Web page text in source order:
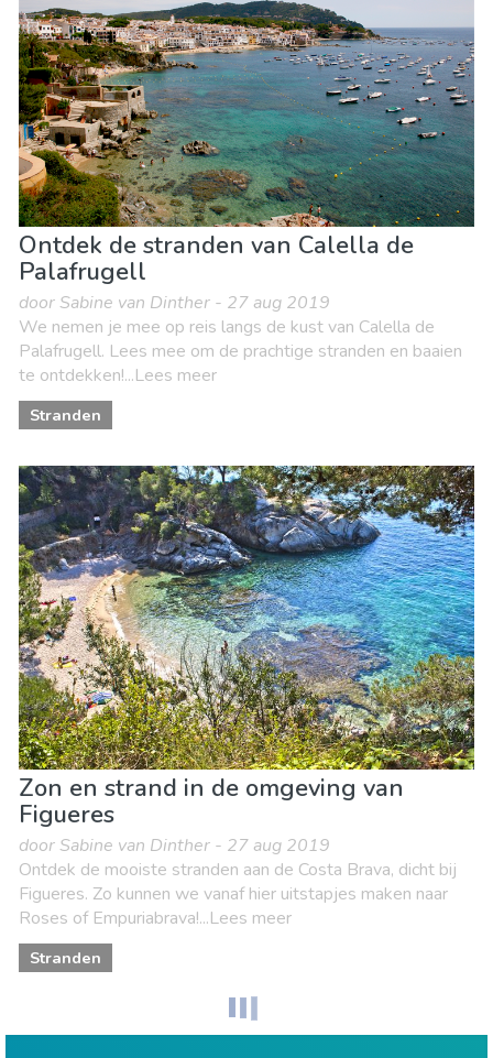
Ontdek de stranden van Calella de
Palafrugell
door Sabine van Dinther - 27 aug 2019
We nemen je mee op reis langs de kust van Calella de
Palafrugell. Lees mee om de prachtige stranden en baaien
te ontdekken!...Lees meer
Stranden
Zon en strand in de omgeving van
Figueres
door Sabine van Dinther - 27 aug 2019
Ontdek de mooiste stranden aan de Costa Brava, dicht bij
Figueres. Zo kunnen we vanaf hier uitstapjes maken naar
Roses of Empuriabrava!...Lees meer
Stranden